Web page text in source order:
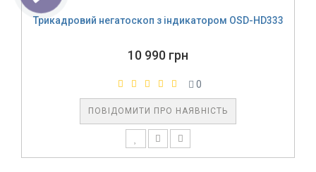
Трикадровий негатоскоп з індикатором OSD-HD333
10 990 грн
0
ПОВІДОМИТИ ПРО НАЯВНІСТЬ